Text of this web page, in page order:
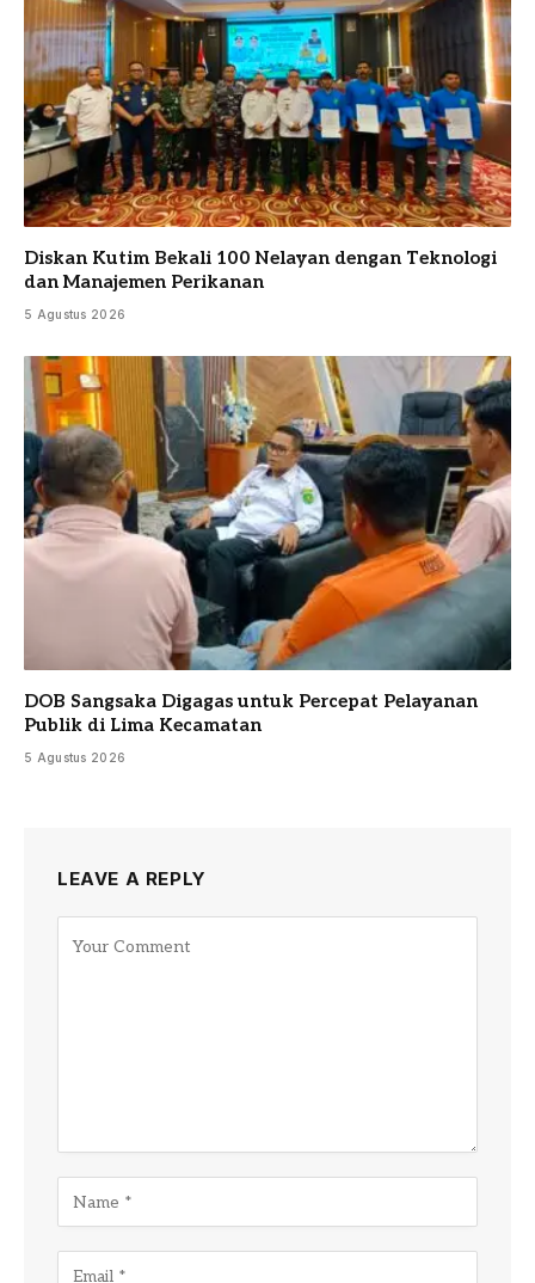
Diskan Kutim Bekali 100 Nelayan dengan Teknologi
dan Manajemen Perikanan
5 Agustus 2026
DOB Sangsaka Digagas untuk Percepat Pelayanan
Publik di Lima Kecamatan
5 Agustus 2026
LEAVE A REPLY